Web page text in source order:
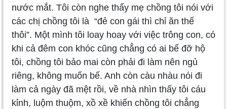
nước mắt. Tôi còn nghe thấy mẹ chồng tôi nói với
các chị chồng tôi là “đẻ con gái thì chỉ ăn thế
thôi”. Một mình tôi loay hoay với việc trông con, có
khi cả đêm con khóc cũng chẳng có ai bế đỡ hộ
tôi, chồng tôi bảo mai còn phải đi làm nên ngủ
riêng, không muốn bế. Anh còn càu nhàu nói đi
làm cả ngày đã mệt rồi, về nhà nhìn thấy tôi cáu
kỉnh, luộm thuộm, xồ xề khiến chồng tôi chẳng